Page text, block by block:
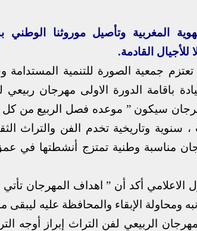
المغربية وتأصيل موروثنا الوطني
للأجيال القادمة.
جمعية الصورة للتنمية المستدامة
باقامة الدورة الاولى مهرجان ربيعي
سيكون ” موعده فصل الربيع من
سنوية وتاريخية تخدم الفن والتراث
مناسبة وطنية تمتزج أنشطتها في عمق
أكد أن ” اهداف المهرجان تأتي
ومحاولة الإبقاء والمحافظة عليه ليبقى
الربيعي لفن التراث إبراز أوجه